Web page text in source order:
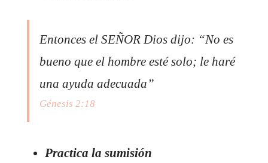
Entonces el SEÑOR Dios dijo: “No es
bueno que el hombre esté solo; le haré
una ayuda adecuada”
Génesis 2:18
Practica la sumisión